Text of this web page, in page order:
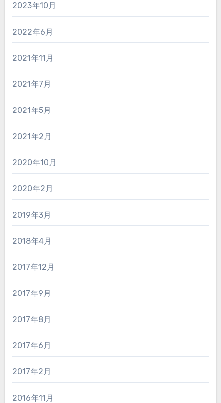
2023年10月
2022年6月
2021年11月
2021年7月
2021年5月
2021年2月
2020年10月
2020年2月
2019年3月
2018年4月
2017年12月
2017年9月
2017年8月
2017年6月
2017年2月
2016年11月